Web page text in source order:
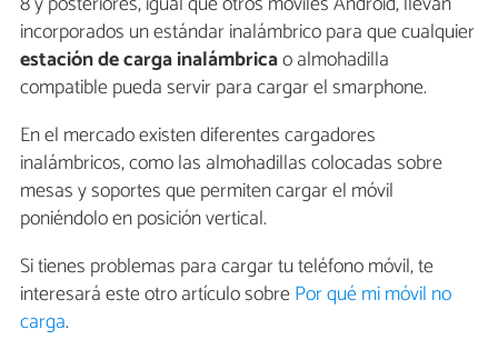
incorporados un estándar inalámbrico para que cualquier
estación de carga inalámbricao almohadilla
compatible pueda servir para cargar el smarphone.
En el mercado existen diferentes cargadores
inalámbricos, como las almohadillas colocadas sobre
mesas y soportes que permiten cargar el móvil
poniéndolo en posición vertical.
Si tienes problemas para cargar tu teléfono móvil, te
interesará este otro artículo sobrePor qué mi móvil no
carga.